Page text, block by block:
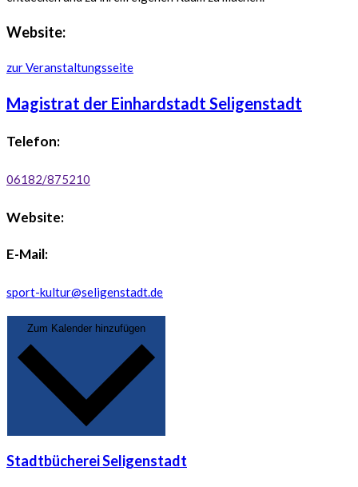
Website:
zur Veranstaltungsseite
Magistrat der Einhardstadt Seligenstadt
Telefon:
06182/875210
Website:
E-Mail:
sport-kultur@seligenstadt.de
Stadtbücherei Seligenstadt